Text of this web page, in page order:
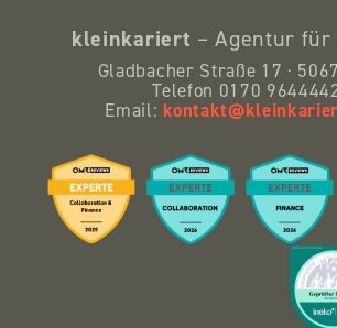
kleinkariert – Agentur
Gladbacher Straße 17 ·
Telefon 0170
Email: